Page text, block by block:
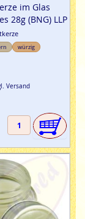
im Glas
28g (BNG) LLP
würzig
Versand